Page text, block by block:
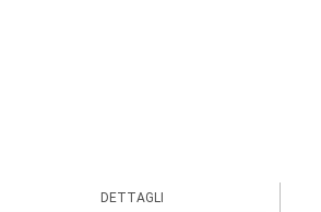
DETTAGLI